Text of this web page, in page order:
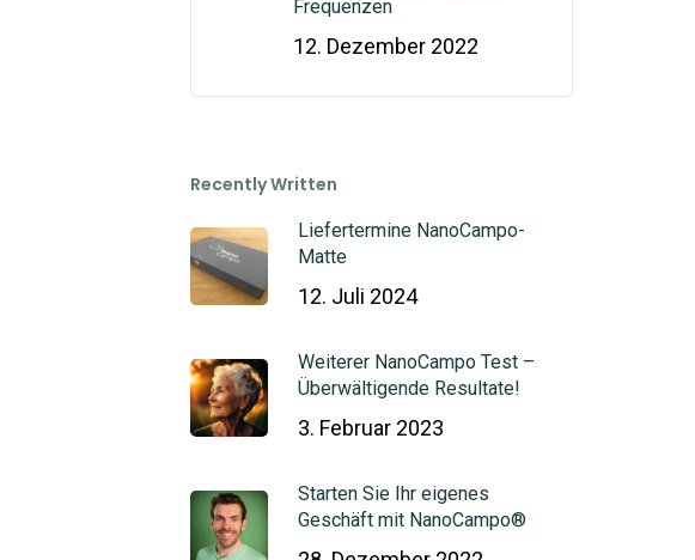
Frequenzen
12. Dezember 2022
Recently Written
Liefertermine NanoCampo-
Matte
12. Juli 2024
Weiterer NanoCampo Test –
Überwältigende Resultate!
3. Februar 2023
Starten Sie Ihr eigenes
Geschäft mit NanoCampo®